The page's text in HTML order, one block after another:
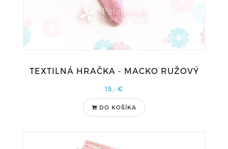
TEXTILNÁ HRAČKA - MACKO RUŽOVÝ
15,-€
DO KOŠÍKA